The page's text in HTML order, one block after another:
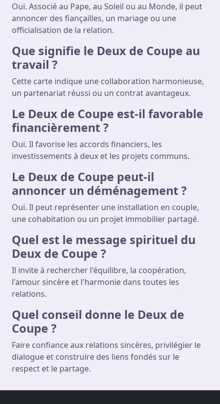
Oui. Associé au Pape, au Soleil ou au Monde, il peut
annoncer des fiançailles, un mariage ou une
officialisation de la relation.
Que signifie le Deux de Coupe au
travail ?
Cette carte indique une collaboration harmonieuse,
un partenariat réussi ou un contrat avantageux.
Le Deux de Coupe est-il favorable
financièrement ?
Oui. Il favorise les accords financiers, les
investissements à deux et les projets communs.
Le Deux de Coupe peut-il
annoncer un déménagement ?
Oui. Il peut représenter une installation en couple,
une cohabitation ou un projet immobilier partagé.
Quel est le message spirituel du
Deux de Coupe ?
Il invite à rechercher l'équilibre, la coopération,
l'amour sincère et l'harmonie dans toutes les
relations.
Quel conseil donne le Deux de
Coupe ?
Faire confiance aux relations sincères, privilégier le
dialogue et construire des liens fondés sur le
respect et le partage.